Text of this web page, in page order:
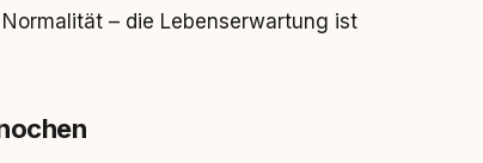
– die Lebenserwartung ist